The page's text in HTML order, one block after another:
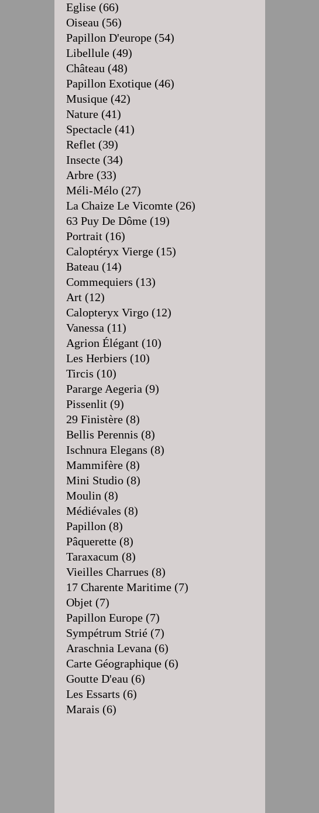
Eglise (66)
Oiseau (56)
Papillon D'europe (54)
Libellule (49)
Château (48)
Papillon Exotique (46)
Musique (42)
Nature (41)
Spectacle (41)
Reflet (39)
Insecte (34)
Arbre (33)
Méli-Mélo (27)
La Chaize Le Vicomte (26)
63 Puy De Dôme (19)
Portrait (16)
Caloptéryx Vierge (15)
Bateau (14)
Commequiers (13)
Art (12)
Calopteryx Virgo (12)
Vanessa (11)
Agrion Élégant (10)
Les Herbiers (10)
Tircis (10)
Pararge Aegeria (9)
Pissenlit (9)
29 Finistère (8)
Bellis Perennis (8)
Ischnura Elegans (8)
Mammifère (8)
Mini Studio (8)
Moulin (8)
Médiévales (8)
Papillon (8)
Pâquerette (8)
Taraxacum (8)
Vieilles Charrues (8)
17 Charente Maritime (7)
Objet (7)
Papillon Europe (7)
Sympétrum Strié (7)
Araschnia Levana (6)
Carte Géographique (6)
Goutte D'eau (6)
Les Essarts (6)
Marais (6)